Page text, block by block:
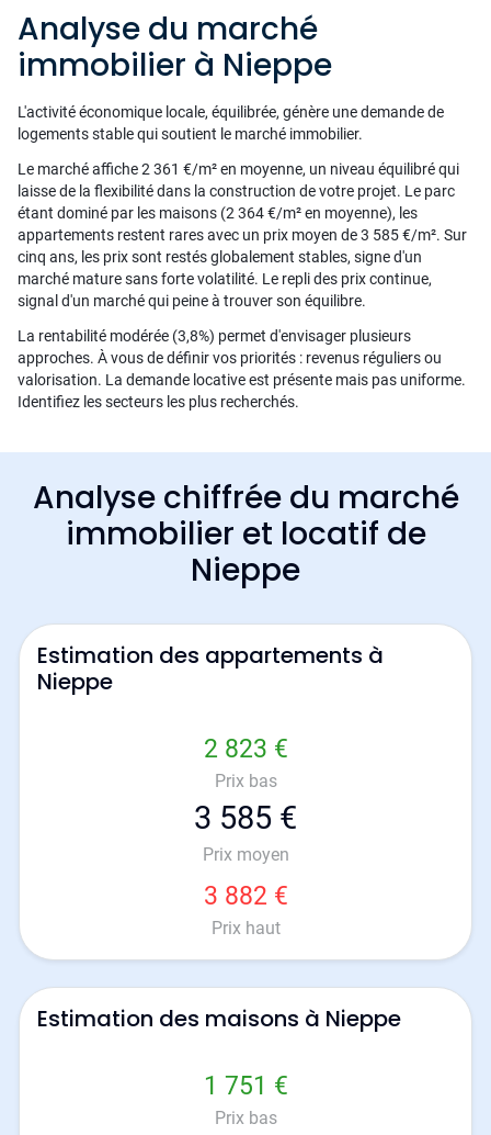
Analyse du marché
immobilier à Nieppe
L'activité économique locale, équilibrée, génère une demande de
logements stable qui soutient le marché immobilier.
Le marché affiche 2 361 €/m² en moyenne, un niveau équilibré qui
laisse de la flexibilité dans la construction de votre projet. Le parc
étant dominé par les maisons (2 364 €/m² en moyenne), les
appartements restent rares avec un prix moyen de 3 585 €/m². Sur
cinq ans, les prix sont restés globalement stables, signe d'un
marché mature sans forte volatilité. Le repli des prix continue,
signal d'un marché qui peine à trouver son équilibre.
La rentabilité modérée (3,8%) permet d'envisager plusieurs
approches. À vous de définir vos priorités : revenus réguliers ou
valorisation. La demande locative est présente mais pas uniforme.
Identifiez les secteurs les plus recherchés.
Analyse chiffrée du marché
immobilier et locatif de
Nieppe
Estimation des appartements à
Nieppe
2 823 €
Prix bas
3 585 €
Prix moyen
3 882 €
Prix haut
Estimation des maisons à Nieppe
1 751 €
Prix bas